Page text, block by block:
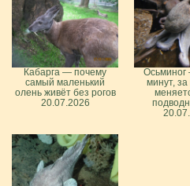
Кабарга — почему
самый маленький
олень живёт без рогов
20.07.2026
Осьминог
минут,